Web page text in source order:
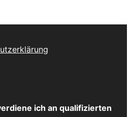
ich an qualifizierten